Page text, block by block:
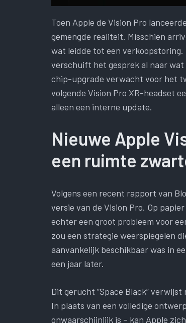
Toen Apple de Vision Pro
gemengde realiteit. Misschien
wat leidde tot een
verschuift het gesprek al naar wat
chip-upgrade verwacht voor het
volgende Vision Pro XR-headset
alleen een interne update.
Nieuwe Apple
een ruimte
Volgens een recent rapport van
versie van de Vision Pro. Op
echter een groot probleem voor
zou een strategie weerspiegelen
aanvankelijk beschikbaar was in
een jaar later.
Dit gerucht “Space Black”
In plaats van een volledige
onwaarschijnlijk is – kan Apple